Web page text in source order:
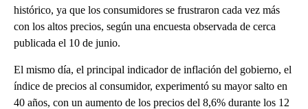
histórico, ya que los consumidores se frustraron cada vez más
con los altos precios, según una encuesta observada de cerca
publicada el 10 de junio.
El mismo día, el principal indicador de inflación del gobierno, el
índice de precios al consumidor, experimentó su mayor salto en
40 años, con un aumento de los precios del 8,6% durante los 12